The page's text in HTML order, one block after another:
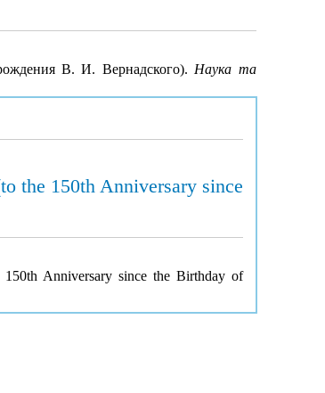
В. И. Вернадского).Наука та
the 150th Anniversary since
Anniversary since the Birthday of